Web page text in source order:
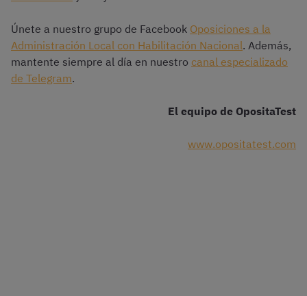
Únete a nuestro grupo de Facebook Oposiciones a la
Administración Local con Habilitación Nacional. Además,
mantente siempre al día en nuestro canal especializado
de Telegram.
El equipo de OpositaTest
www.opositatest.com